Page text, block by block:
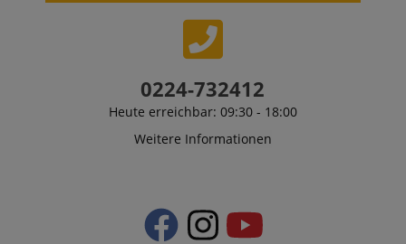
0224-732412
Heute erreichbar: 09:30 - 18:00
Weitere Informationen
91347
www.kirstein.at
1
Stunde
59
Minuten
the state of
zoovu
Google-